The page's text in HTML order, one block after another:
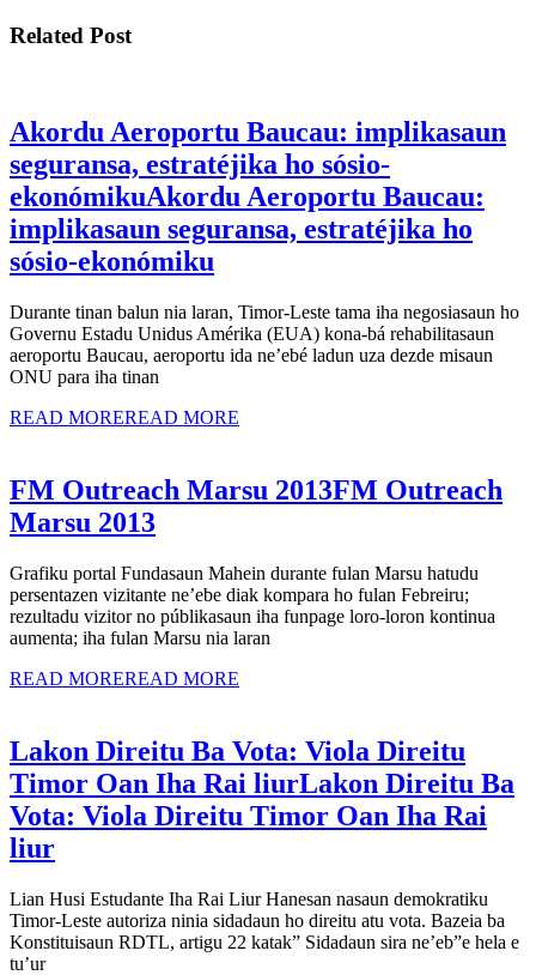
Related Post
Akordu Aeroportu Baucau: implikasaun
seguransa, estratéjika ho sósio-
ekonómikuAkordu Aeroportu Baucau:
implikasaun seguransa, estratéjika ho
sósio-ekonómiku
Durante tinan balun nia laran, Timor-Leste tama iha negosiasaun ho
Governu Estadu Unidus Amérika (EUA) kona-bá rehabilitasaun
aeroportu Baucau, aeroportu ida ne’ebé ladun uza dezde misaun
ONU para iha tinan
READ MOREREAD MORE
FM Outreach Marsu 2013FM Outreach
Marsu 2013
Grafiku portal Fundasaun Mahein durante fulan Marsu hatudu
persentazen vizitante ne’ebe diak kompara ho fulan Febreiru;
rezultadu vizitor no públikasaun iha funpage loro-loron kontinua
aumenta; iha fulan Marsu nia laran
READ MOREREAD MORE
Lakon Direitu Ba Vota: Viola Direitu
Timor Oan Iha Rai liurLakon Direitu Ba
Vota: Viola Direitu Timor Oan Iha Rai
liur
Lian Husi Estudante Iha Rai Liur Hanesan nasaun demokratiku
Timor-Leste autoriza ninia sidadaun ho direitu atu vota. Bazeia ba
Konstituisaun RDTL, artigu 22 katak” Sidadaun sira ne’eb”e hela e
tu’ur